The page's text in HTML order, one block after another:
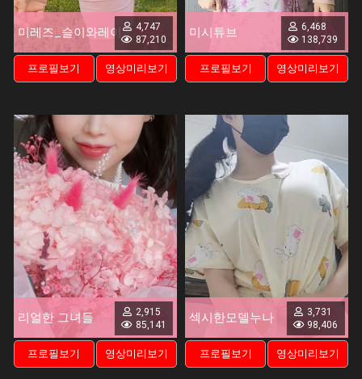
미레즈_슬이와레이
4,747
87,210
프로필보기 영상미리보기
미시튜브
6,468
138,739
프로필보기 영상미리보기
리얼한 그녀들
2,915
85,141
프로필보기 영상미리보기
섹시한모델누나
3,731
98,406
프로필보기 영상미리보기